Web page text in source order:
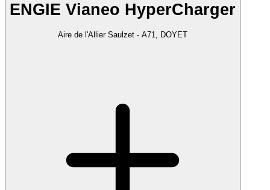
ENGIE Vianeo HyperCharger
Aire de l'Allier Saulzet - A71, DOYET